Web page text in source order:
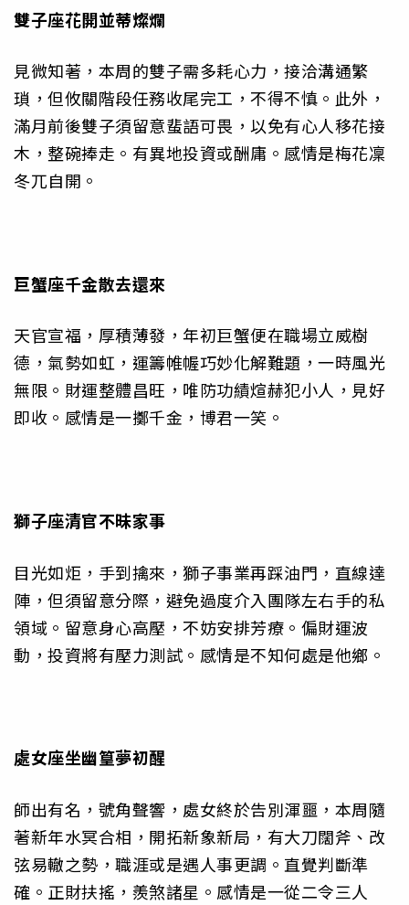
雙子座花開並蒂燦爛
見微知著，本周的雙子需多耗心力，接洽溝通繁
瑣，但攸關階段任務收尾完工，不得不慎。此外，
滿月前後雙子須留意蜚語可畏，以免有心人移花接
木，整碗捧走。有異地投資或酬庸。感情是梅花凜
冬兀自開。
巨蟹座千金散去還來
天官宣福，厚積薄發，年初巨蟹便在職場立威樹
德，氣勢如虹，運籌帷幄巧妙化解難題，一時風光
無限。財運整體昌旺，唯防功績煊赫犯小人，見好
即收。感情是一擲千金，博君一笑。
獅子座清官不昧家事
目光如炬，手到擒來，獅子事業再踩油門，直線達
陣，但須留意分際，避免過度介入團隊左右手的私
領域。留意身心高壓，不妨安排芳療。偏財運波
動，投資將有壓力測試。感情是不知何處是他鄉。
處女座坐幽篁夢初醒
師出有名，號角聲響，處女終於告別渾噩，本周隨
著新年水冥合相，開拓新象新局，有大刀闊斧、改
弦易轍之勢，職涯或是遇人事更調。直覺判斷準
確。正財扶搖，羨煞諸星。感情是一從二令三人